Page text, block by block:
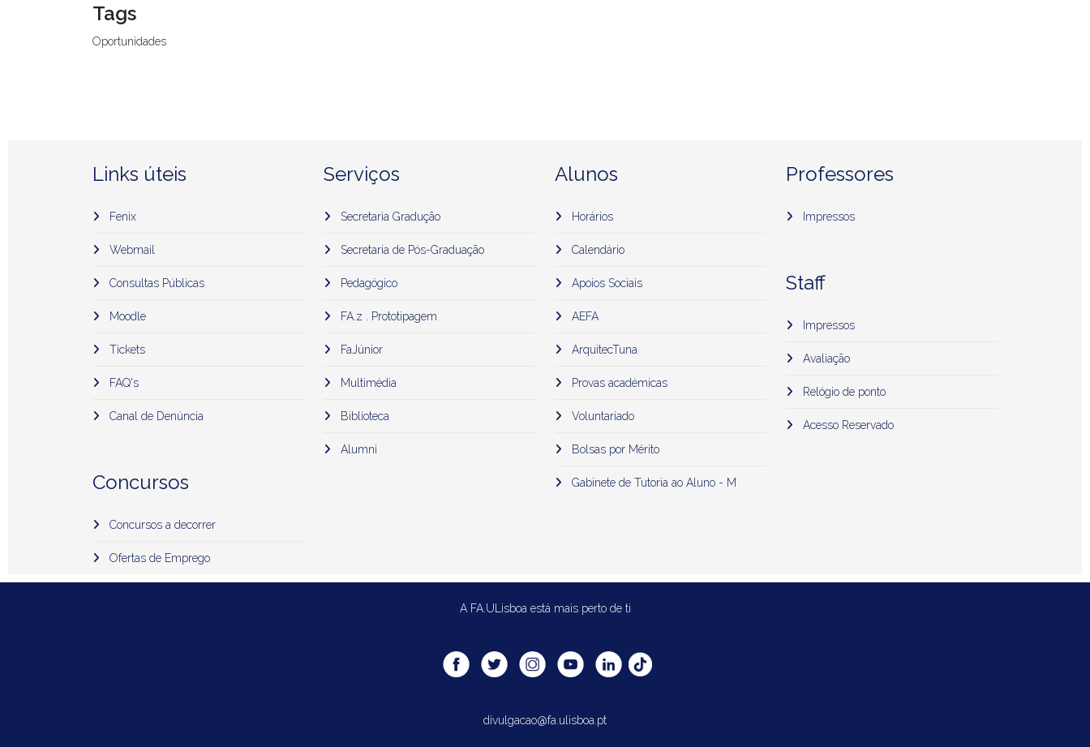
Tags
Oportunidades
Links úteis
Fenix
Webmail
Consultas Públicas
Moodle
Tickets
FAQ's
Canal de Denúncia
Concursos
Concursos a decorrer
Ofertas de Emprego
Serviços
Secretaria Gradução
Secretaria de Pós-Graduação
Pedagógico
FA.z . Prototipagem
FaJúnior
Multimédia
Biblioteca
Alumni
Alunos
Horários
Calendário
Apoios Sociais
AEFA
ArquitecTuna
Provas académicas
Voluntariado
Bolsas por Mérito
Gabinete de Tutoria ao Aluno - M
Professores
Impressos
Staff
Impressos
Avaliação
Relógio de ponto
Acesso Reservado
A FA.ULisboa está mais perto de ti
divulgacao@fa.ulisboa.pt